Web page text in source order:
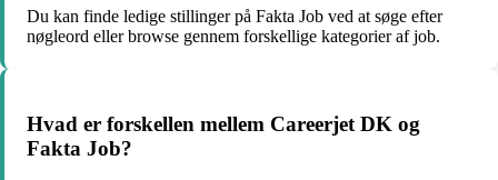
Du kan finde ledige stillinger på Fakta Job ved at søge efter
nøgleord eller browse gennem forskellige kategorier af job.
Hvad er forskellen mellem Careerjet DK og
Fakta Job?